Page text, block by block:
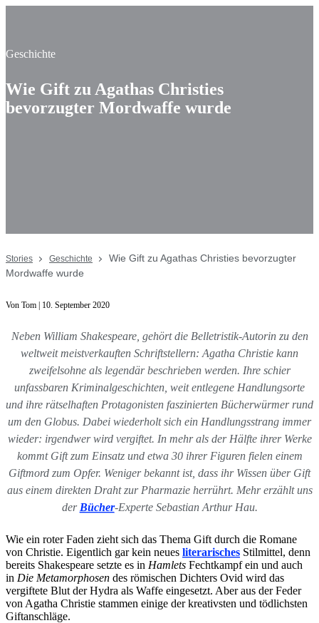
Geschichte
Wie Gift zu Agathas Christies
bevorzugter Mordwaffe wurde
Stories Geschichte
Wie Gift zu Agathas Christies bevorzugter
Mordwaffe wurde
Von Tom | 10. September 2020
Neben William Shakespeare, gehört die Belletristik-Autorin zu den
weltweit meistverkauften Schriftstellern: Agatha Christie kann
zweifelsohne als legendär beschrieben werden. Ihre schier
unfassbaren Kriminalgeschichten, weit entlegene Handlungsorte
und ihre rätselhaften Protagonisten faszinierten Bücherwürmer rund
um den Globus. Dabei wiederholt sich ein Handlungsstrang immer
wieder: irgendwer wird vergiftet. In mehr als der Hälfte ihrer Werke
kommt Gift zum Einsatz und etwa 30 ihrer Figuren fielen einem
Giftmord zum Opfer. Weniger bekannt ist, dass ihr Wissen über Gift
aus einem direkten Draht zur Pharmazie herrührt. Mehr erzählt uns
der Bücher-Experte Sebastian Arthur Hau.
Wie ein roter Faden zieht sich das Thema Gift durch die Romane
von Christie. Eigentlich gar kein neues literarisches Stilmittel, denn
bereits Shakespeare setzte es in Hamlets Fechtkampf ein und auch
in Die Metamorphosen des römischen Dichters Ovid wird das
vergiftete Blut der Hydra als Waffe eingesetzt. Aber aus der Feder
von Agatha Christie stammen einige der kreativsten und tödlichsten
Giftanschläge.